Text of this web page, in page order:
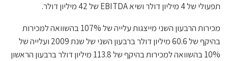
תפעולי של 4 מיליון דולר ושיא EBITDA של 42 מיליון דולר.
מכירות הרבעון השני מייצגות עלייה של 107% בהשוואה למכירות
בהיקף של 60.6 מיליון דולר ברבעון השני של שנת 2009 ועלייה של
10% בהשוואה למכירות בהיקף של 113.8 מיליון דולר ברבעון הראשון